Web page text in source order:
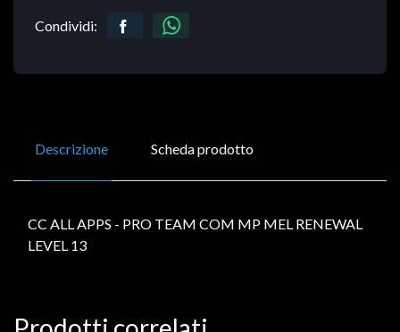
Condividi:
Descrizione Scheda prodotto
CC ALL APPS - PRO TEAM COM MP MEL RENEWAL
LEVEL 13